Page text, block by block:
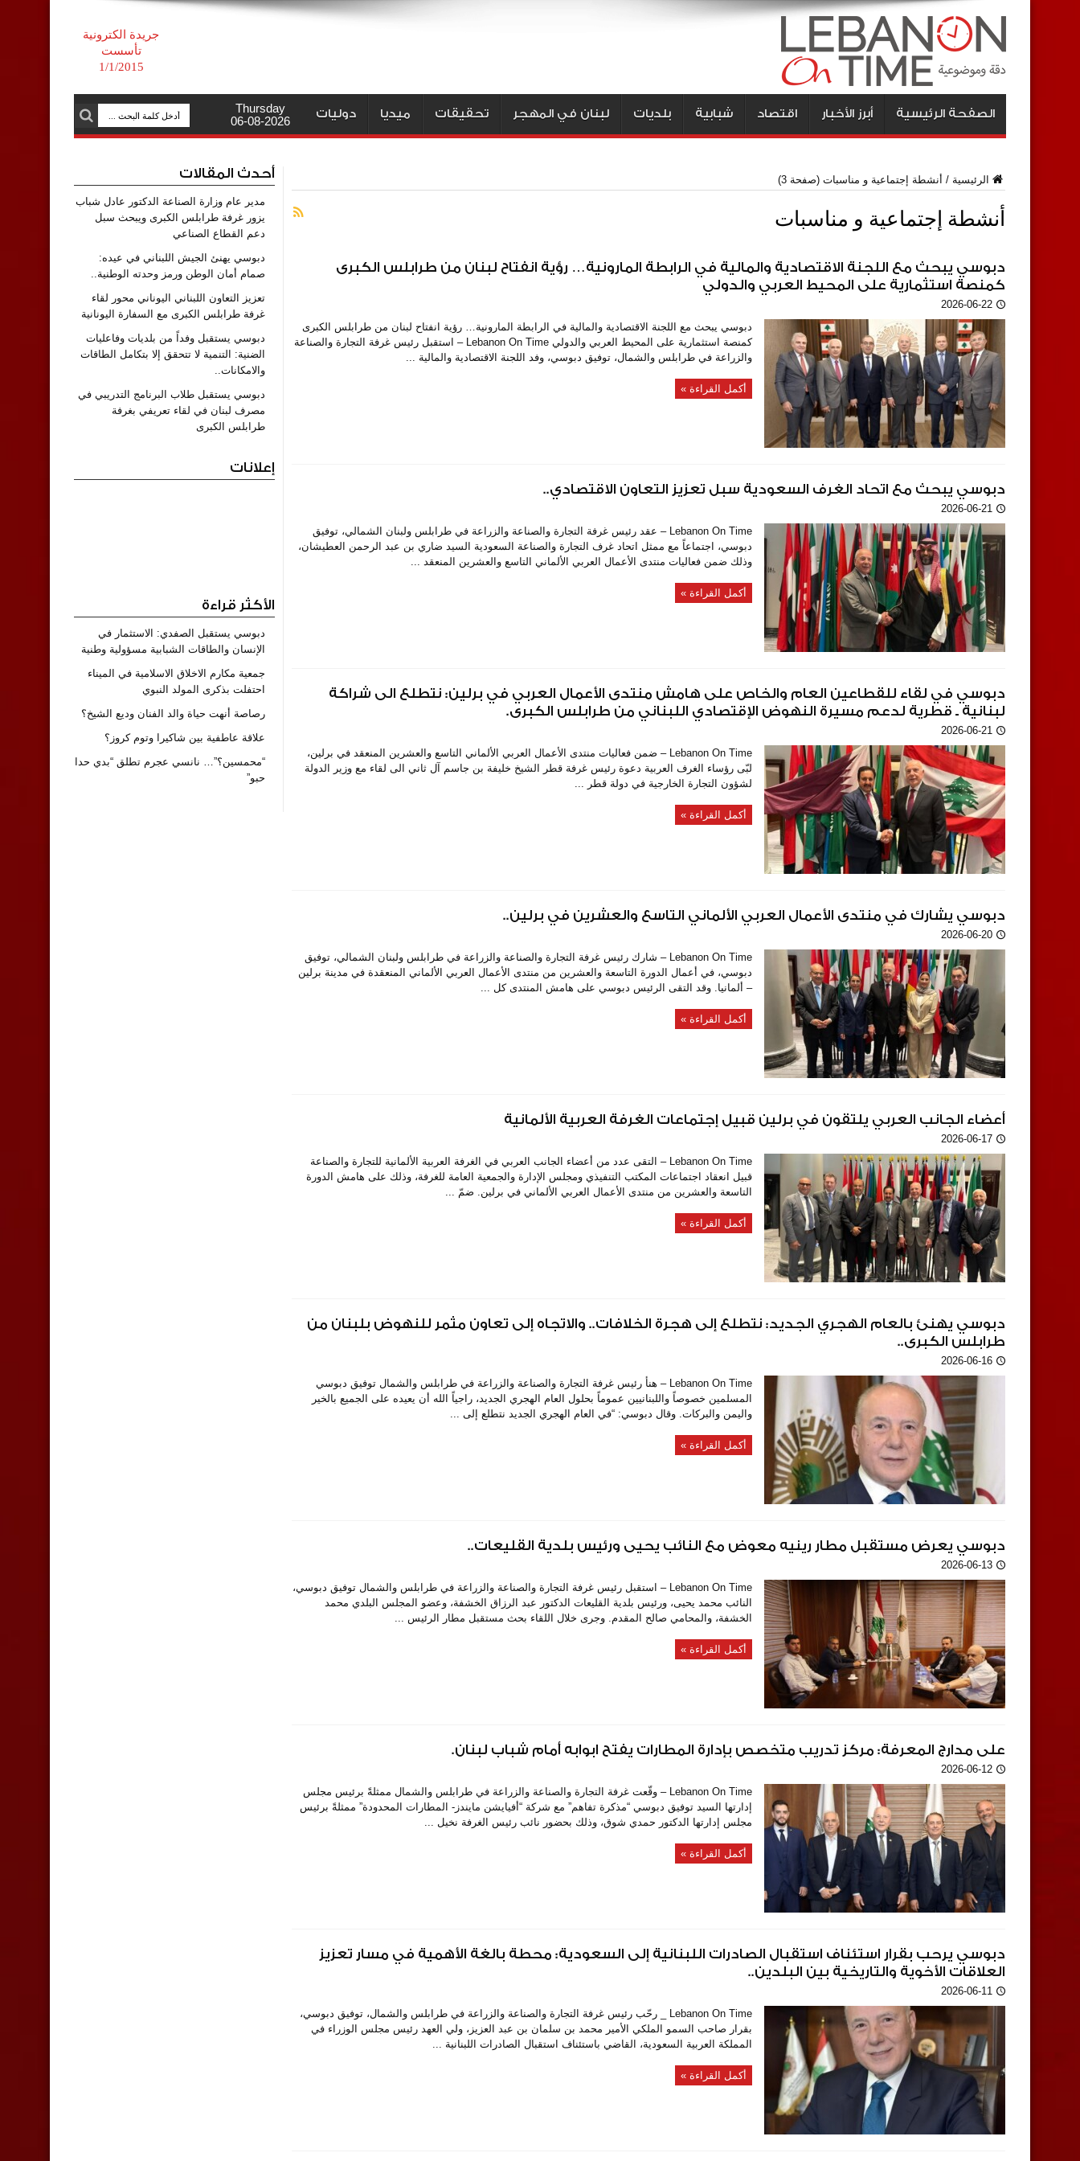
جريدة الكترونية
تأسست
1/1/2015
الصفحة الرئيسية أبرز الأخبار اقتصاد شبابية بلديات لبنان في المهجر تحقيقات ميديا دوليات
Thursday
06-08-2026
الرئيسية / أنشطة إجتماعية و مناسبات (صفحة 3)
أنشطة إجتماعية و مناسبات
دبوسي يبحث مع اللجنة الاقتصادية والمالية في الرابطة المارونية… رؤية انفتاح لبنان من طرابلس الكبرى
كمنصة استثمارية على المحيط العربي والدولي
2026-06-22
دبوسي يبحث مع اللجنة الاقتصادية والمالية في الرابطة المارونية… رؤية انفتاح لبنان من طرابلس الكبرى
كمنصة استثمارية على المحيط العربي والدولي Lebanon On Time – استقبل رئيس غرفة التجارة والصناعة
والزراعة في طرابلس والشمال، توفيق دبوسي، وفد اللجنة الاقتصادية والمالية ...
أكمل القراءة »
دبوسي يبحث مع اتحاد الغرف السعودية سبل تعزيز التعاون الاقتصادي..
2026-06-21
Lebanon On Time – عقد رئيس غرفة التجارة والصناعة والزراعة في طرابلس ولبنان الشمالي، توفيق
دبوسي، اجتماعاً مع ممثل اتحاد غرف التجارة والصناعة السعودية السيد ضاري بن عبد الرحمن العطيشان،
وذلك ضمن فعاليات منتدى الأعمال العربي الألماني التاسع والعشرين المنعقد ...
أكمل القراءة »
دبوسي في لقاء للقطاعين العام والخاص على هامش منتدى الأعمال العربي في برلين: نتطلع الى شراكة
لبنانية ـ قطرية لدعم مسيرة النهوض الإقتصادي اللبناني من طرابلس الكبرى.
2026-06-21
Lebanon On Time – ضمن فعاليات منتدى الأعمال العربي الألماني التاسع والعشرين المنعقد في برلين،
لبّى رؤساء الغرف العربية دعوة رئيس غرفة قطر الشيخ خليفة بن جاسم آل ثاني الى لقاء مع وزير الدولة
لشؤون التجارة الخارجية في دولة قطر ...
أكمل القراءة »
دبوسي يشارك في منتدى الأعمال العربي الألماني التاسع والعشرين في برلين..
2026-06-20
Lebanon On Time – شارك رئيس غرفة التجارة والصناعة والزراعة في طرابلس ولبنان الشمالي، توفيق
دبوسي، في أعمال الدورة التاسعة والعشرين من منتدى الأعمال العربي الألماني المنعقدة في مدينة برلين
– ألمانيا. وقد التقى الرئيس دبوسي على هامش المنتدى كل ...
أكمل القراءة »
أعضاء الجانب العربي يلتقون في برلين قبيل إجتماعات الغرفة العربية الألمانية
2026-06-17
Lebanon On Time – التقى عدد من أعضاء الجانب العربي في الغرفة العربية الألمانية للتجارة والصناعة
قبيل انعقاد اجتماعات المكتب التنفيذي ومجلس الإدارة والجمعية العامة للغرفة، وذلك على هامش الدورة
التاسعة والعشرين من منتدى الأعمال العربي الألماني في برلين. ضمّ ...
أكمل القراءة »
دبوسي يهنئ بالعام الهجري الجديد: نتطلع إلى هجرة الخلافات.. والاتجاه إلى تعاون مثمر للنهوض بلبنان من
طرابلس الكبرى..
2026-06-16
Lebanon On Time – هنأ رئيس غرفة التجارة والصناعة والزراعة في طرابلس والشمال توفيق دبوسي
المسلمين خصوصاً واللبنانيين عموماً بحلول العام الهجري الجديد، راجياً الله أن يعيده على الجميع بالخير
واليمن والبركات. وقال دبوسي: “في العام الهجري الجديد نتطلع إلى ...
أكمل القراءة »
دبوسي يعرض مستقبل مطار رينيه معوض مع النائب يحيى ورئيس بلدية القليعات..
2026-06-13
Lebanon On Time – استقبل رئيس غرفة التجارة والصناعة والزراعة في طرابلس والشمال توفيق دبوسي،
النائب محمد يحيى، ورئيس بلدية القليعات الدكتور عبد الرزاق الخشفة، وعضو المجلس البلدي محمد
الخشفة، والمحامي صالح المقدم. وجرى خلال اللقاء بحث مستقبل مطار الرئيس ...
أكمل القراءة »
على مدارج المعرفة: مركز تدريب متخصص بإدارة المطارات يفتح ابوابه أمام شباب لبنان.
2026-06-12
Lebanon On Time – وقّعت غرفة التجارة والصناعة والزراعة في طرابلس والشمال ممثلةً برئيس مجلس
إدارتها السيد توفيق دبوسي “مذكرة تفاهم” مع شركة “أفيايشن مايندز- المطارات المحدودة” ممثلةً برئيس
مجلس إدارتها الدكتور حمدي شوق، وذلك بحضور نائب رئيس الغرفة نخيل ...
أكمل القراءة »
دبوسي يرحب بقرار استئناف استقبال الصادرات اللبنانية إلى السعودية: محطة بالغة الأهمية في مسار تعزيز
العلاقات الأخوية والتاريخية بين البلدين..
2026-06-11
Lebanon On Time _ رحّب رئيس غرفة التجارة والصناعة والزراعة في طرابلس والشمال، توفيق دبوسي،
بقرار صاحب السمو الملكي الأمير محمد بن سلمان بن عبد العزيز، ولي العهد رئيس مجلس الوزراء في
المملكة العربية السعودية، القاضي باستئناف استقبال الصادرات اللبنانية ...
أكمل القراءة »
أحدث المقالات
مدير عام وزارة الصناعة الدكتور عادل شباب
يزور غرفة طرابلس الكبرى ويبحث سبل
دعم القطاع الصناعي
دبوسي يهنئ الجيش اللبناني في عيده:
صمام أمان الوطن ورمز وحدته الوطنية..
تعزيز التعاون اللبناني اليوناني محور لقاء
غرفة طرابلس الكبرى مع السفارة اليونانية
دبوسي يستقبل وفداً من بلديات وفاعليات
الضنية: التنمية لا تتحقق إلا بتكامل الطاقات
والامكانات..
دبوسي يستقبل طلاب البرنامج التدريبي في
مصرف لبنان في لقاء تعريفي بغرفة
طرابلس الكبرى
إعلانات
الأكثر قراءة
دبوسي يستقبل الصفدي: الاستثمار في
الإنسان والطاقات الشبابية مسؤولية وطنية
جمعية مكارم الاخلاق الاسلامية في الميناء
احتفلت بذكرى المولد النبوي
رصاصة أنهت حياة والد الفنان وديع الشيخ؟
علاقة عاطفية بين شاكيرا وتوم كروز؟
“محمسين؟”… نانسي عجرم تطلق “بدي حدا
حبو”